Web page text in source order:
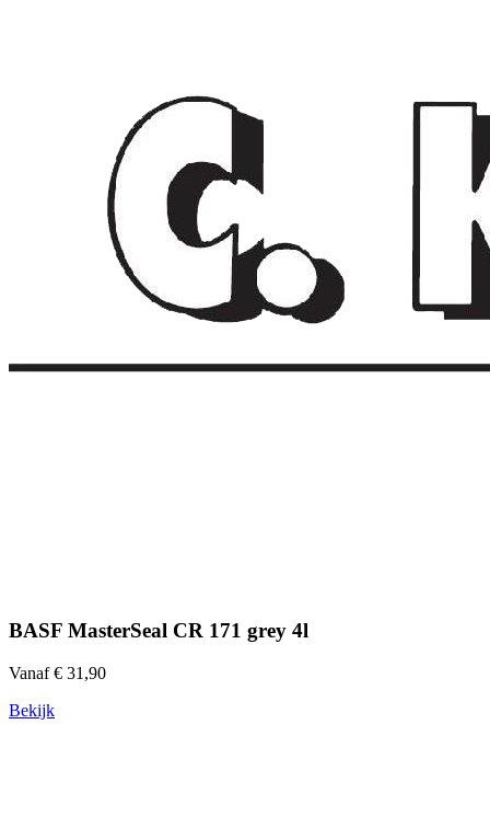
BASF MasterSeal CR 171 grey 4l
Vanaf € 31,90
Bekijk